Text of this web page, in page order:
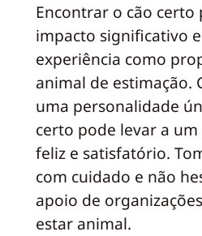
Encontrar o cão certo
impacto significativo
experiência como
animal de estimação.
uma personalidade
certo pode levar a
feliz e satisfatório.
com cuidado e não
apoio de
estar animal.